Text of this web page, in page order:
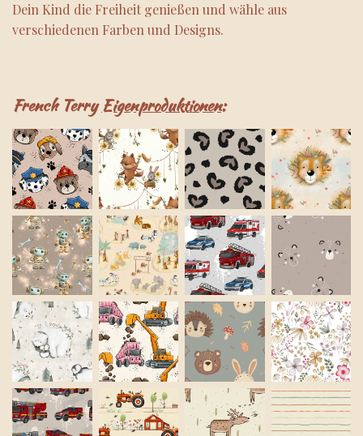
Dein Kind die Freiheit genießen und wähle aus
verschiedenen Farben und Designs.
French TerryEigenproduktionen: